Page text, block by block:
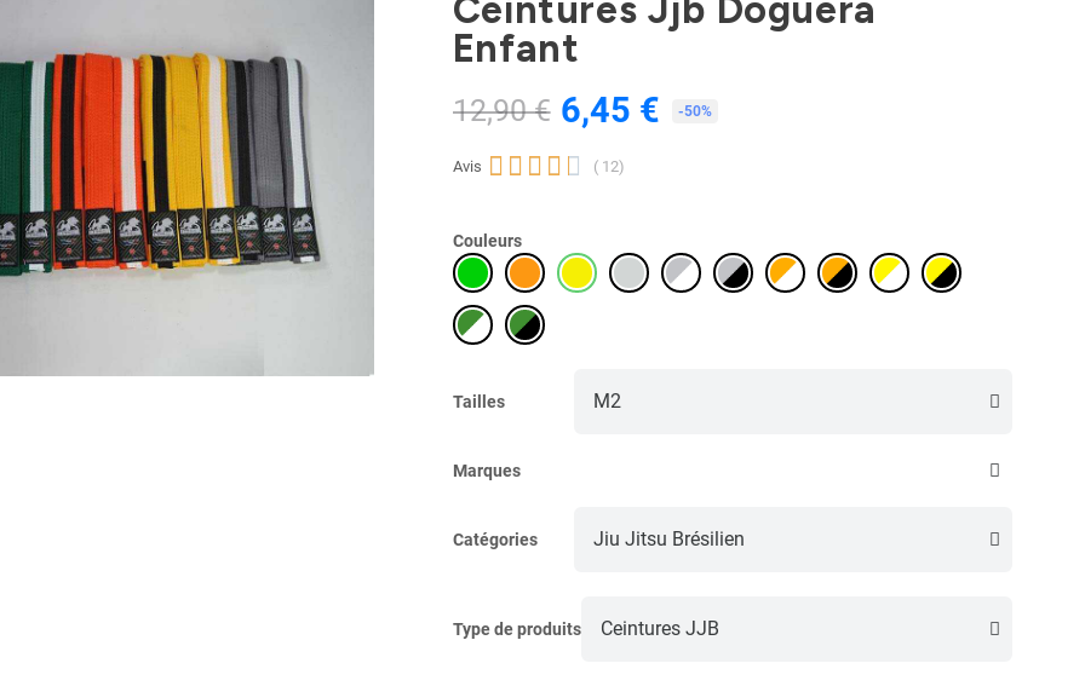
Ceintures Jjb Doguera
Enfant
12,90 € 6,45 € -50%
Avis      ( 12)
Couleurs
Tailles
Marques
Catégories
Type de produits